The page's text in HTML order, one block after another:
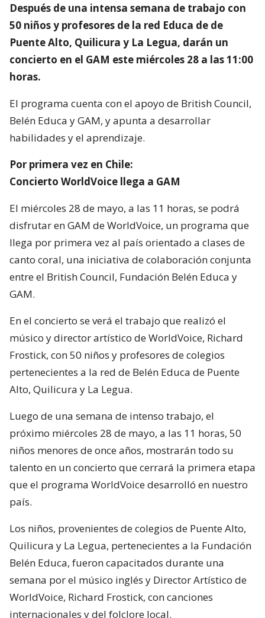
Después de una intensa semana de trabajo con
50 niños y profesores de la red Educa de de
Puente Alto, Quilicura y La Legua, darán un
concierto en el GAM este miércoles 28 a las 11:00
horas.
El programa cuenta con el apoyo de British Council,
Belén Educa y GAM, y apunta a desarrollar
habilidades y el aprendizaje.
Por primera vez en Chile:
Concierto WorldVoice llega a GAM
El miércoles 28 de mayo, a las 11 horas, se podrá
disfrutar en GAM de WorldVoice, un programa que
llega por primera vez al país orientado a clases de
canto coral, una iniciativa de colaboración conjunta
entre el British Council, Fundación Belén Educa y
GAM.
En el concierto se verá el trabajo que realizó el
músico y director artístico de WorldVoice, Richard
Frostick, con 50 niños y profesores de colegios
pertenecientes a la red de Belén Educa de Puente
Alto, Quilicura y La Legua.
Luego de una semana de intenso trabajo, el
próximo miércoles 28 de mayo, a las 11 horas, 50
niños menores de once años, mostrarán todo su
talento en un concierto que cerrará la primera etapa
que el programa WorldVoice desarrolló en nuestro
país.
Los niños, provenientes de colegios de Puente Alto,
Quilicura y La Legua, pertenecientes a la Fundación
Belén Educa, fueron capacitados durante una
semana por el músico inglés y Director Artístico de
WorldVoice, Richard Frostick, con canciones
internacionales y del folclore local.